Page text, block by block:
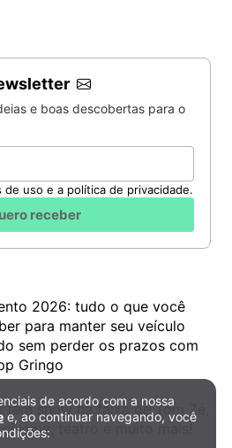
e boas descobertas para o
de uso e a política de privacidade.
receber
2026: tudo o que você
para manter seu veículo
sem perder os prazos com
Gringo
tem show na faixa de Tom Zé,
teatro e muito mais!
Cookiesde acordo com a nossa
e, ao continuar navegando, você